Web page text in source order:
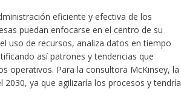
eficiente y efectiva de los
puedan enfocarse en el centro de su
uso de recursos, analiza datos en tiempo
así patrones y tendencias que
operativos. Para la consultora McKinsey, la
ya que agilizaría los procesos y tendría